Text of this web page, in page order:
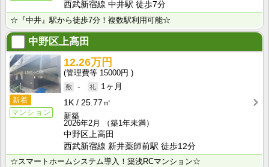
西武新宿線 中井駅 徒歩7分
☆『中井』駅から徒歩7分！複数駅利用可能☆
中野区上高田
新着
マンション
12.26万円
15000円
-
1ヶ月
1K
25.77㎡
新築
2026年2月
（築1年未満）
中野区上高田
西武新宿線 新井薬師前駅 徒歩12分
☆スマートホームシステム導入！築浅RCマンション☆